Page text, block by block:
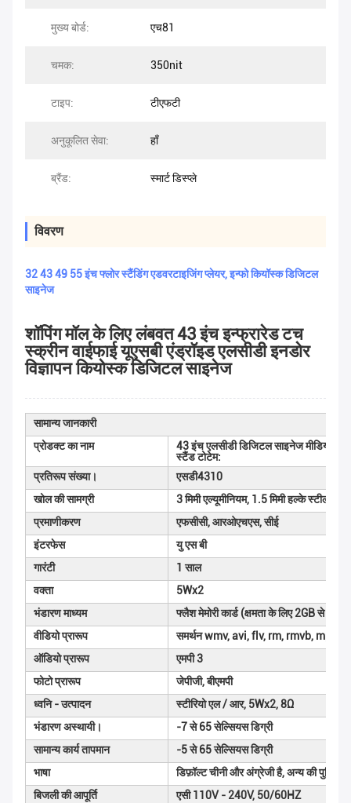
मुख्य बोर्ड: एच81
चमक: 350nit
टाइप: टीएफटी
अनुकूलित सेवा: हाँ
ब्रैंड: स्मार्ट डिस्प्ले
विवरण
32 43 49 55 इंच फ्लोर स्टैंडिंग एडवरटाइजिंग प्लेयर, इन्फो कियॉस्क डिजिटल
साइनेज
शॉपिंग मॉल के लिए लंबवत 43 इंच इन्फ्रारेड टच
स्क्रीन वाईफाई यूएसबी एंड्रॉइड एलसीडी इनडोर
विज्ञापन कियोस्क डिजिटल साइनेज
सामान्य जानकारी
प्रोडक्ट का नाम
43 इंच एलसीडी डिजिटल साइनेज मीडिया
स्टैंड टोटेम:
प्रतिरूप संख्या।
एसडी4310
खोल की सामग्री
3 मिमी एल्यूमीनियम, 1.5 मिमी हल्के स्टील, 5
प्रमाणीकरण
एफसीसी, आरओएचएस, सीई
इंटरफेस
यु एस बी
गारंटी
1 साल
वक्ता
5Wx2
भंडारण माध्यम
फ्लैश मेमोरी कार्ड (क्षमता के लिए 2GB से
वीडियो प्रारूप
समर्थन wmv, avi, flv, rm, rmvb, mpeg,
ऑडियो प्रारूप
एमपी 3
फोटो प्रारूप
जेपीजी, बीएमपी
ध्वनि - उत्पादन
स्टीरियो एल / आर, 5Wx2, 8Ω
भंडारण अस्थायी।
-7 से 65 सेल्सियस डिग्री
सामान्य कार्य तापमान
-5 से 65 सेल्सियस डिग्री
भाषा
डिफ़ॉल्ट चीनी और अंग्रेजी है, अन्य की पुष्टि
बिजली की आपूर्ति
एसी 110V - 240V, 50/60HZ